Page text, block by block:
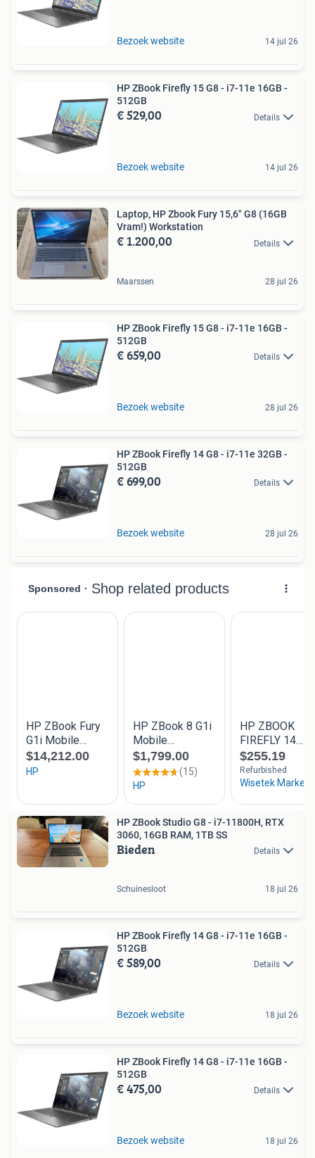
Bezoek website 14 jul 26
HP ZBook Firefly 15 G8 - i7-11e 16GB -
512GB
€ 529,00 Details
Bezoek website 14 jul 26
Laptop, HP Zbook Fury 15,6" G8 (16GB
Vram!) Workstation
€ 1.200,00 Details
Maarssen 28 jul 26
HP ZBook Firefly 15 G8 - i7-11e 16GB -
512GB
€ 659,00 Details
Bezoek website 28 jul 26
HP ZBook Firefly 14 G8 - i7-11e 32GB -
512GB
€ 699,00 Details
Bezoek website 28 jul 26
HP ZBook Studio G8 - i7-11800H, RTX
3060, 16GB RAM, 1TB SS
Bieden Details
Schuinesloot 18 jul 26
HP ZBook Firefly 14 G8 - i7-11e 16GB -
512GB
€ 589,00 Details
Bezoek website 18 jul 26
HP ZBook Firefly 14 G8 - i7-11e 16GB -
512GB
€ 475,00 Details
Bezoek website 18 jul 26